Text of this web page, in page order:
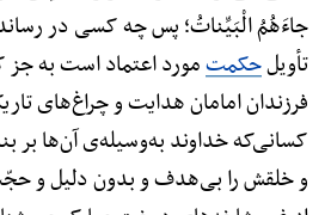
جاءَهُمُ الْبَیِّناتُ؛ پس چه کسی در
تأویلحکمتمورد اعتماد است به جز
فرزندان امامان هدایت و چراغ‌های
کسانی‌که خداوند به‌وسیله‌ی آن‌ها بر
و خلقش را بی‌هدف و بدون دلیل و حجّت